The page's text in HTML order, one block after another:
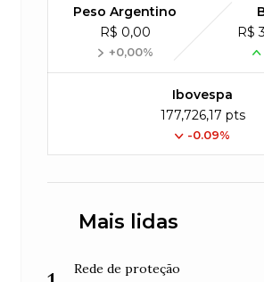
Peso Argentino
R$ 0,00
+0,00%
R$
Ibovespa
177,726,17 pts
-0.09%
Mais lidas
Rede de proteção